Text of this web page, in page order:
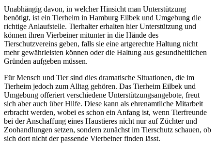
Unabhängig davon, in welcher Hinsicht man Unterstützung
benötigt, ist ein Tierheim in Hamburg Eilbek und Umgebung die
richtige Anlaufstelle. Tierhalter erhalten hier Unterstützung und
können ihren Vierbeiner mitunter in die Hände des
Tierschutzvereins geben, falls sie eine artgerechte Haltung nicht
mehr gewährleisten können oder die Haltung aus gesundheitlichen
Gründen aufgeben müssen.
Für Mensch und Tier sind dies dramatische Situationen, die im
Tierheim jedoch zum Alltag gehören. Das Tierheim Eilbek und
Umgebung offeriert verschiedene Unterstützungsangebote, freut
sich aber auch über Hilfe. Diese kann als ehrenamtliche Mitarbeit
erbracht werden, wobei es schon ein Anfang ist, wenn Tierfreunde
bei der Anschaffung eines Haustieres nicht nur auf Züchter und
Zoohandlungen setzen, sondern zunächst im Tierschutz schauen, ob
sich dort nicht der passende Vierbeiner finden lässt.